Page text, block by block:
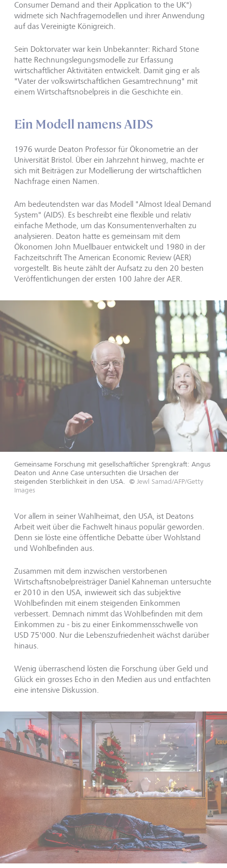
Consumer Demand and their Application to the UK")
widmete sich Nachfragemodellen und ihrer Anwendung
auf das Vereinigte Königreich.
Sein Doktorvater war kein Unbekannter: Richard Stone
hatte Rechnungslegungsmodelle zur Erfassung
wirtschaftlicher Aktivitäten entwickelt. Damit ging er als
"Vater der volkswirtschaftlichen Gesamtrechnung" mit
einem Wirtschaftsnobelpreis in die Geschichte ein.
Ein Modell namens AIDS
1976 wurde Deaton Professor für Ökonometrie an der
Universität Bristol. Über ein Jahrzehnt hinweg, machte er
sich mit Beiträgen zur Modellierung der wirtschaftlichen
Nachfrage einen Namen.
Am bedeutendsten war das Modell "Almost Ideal Demand
System" (AIDS). Es beschreibt eine flexible und relativ
einfache Methode, um das Konsumentenverhalten zu
analysieren. Deaton hatte es gemeinsam mit dem
Ökonomen John Muellbauer entwickelt und 1980 in der
Fachzeitschrift The American Economic Review (AER)
vorgestellt. Bis heute zählt der Aufsatz zu den 20 besten
Veröffentlichungen der ersten 100 Jahre der AER.
Gemeinsame Forschung mit gesellschaftlicher Sprengkraft: Angus
Deaton und Anne Case untersuchten die Ursachen der
steigenden Sterblichkeit in den USA. © Jewl Samad/AFP/Getty
Images
Vor allem in seiner Wahlheimat, den USA, ist Deatons
Arbeit weit über die Fachwelt hinaus populär geworden.
Denn sie löste eine öffentliche Debatte über Wohlstand
und Wohlbefinden aus.
Zusammen mit dem inzwischen verstorbenen
Wirtschaftsnobelpreisträger Daniel Kahneman untersuchte
er 2010 in den USA, inwieweit sich das subjektive
Wohlbefinden mit einem steigenden Einkommen
verbessert. Demnach nimmt das Wohlbefinden mit dem
Einkommen zu - bis zu einer Einkommensschwelle von
USD 75'000. Nur die Lebenszufriedenheit wächst darüber
hinaus.
Wenig überraschend lösten die Forschung über Geld und
Glück ein grosses Echo in den Medien aus und entfachten
eine intensive Diskussion.